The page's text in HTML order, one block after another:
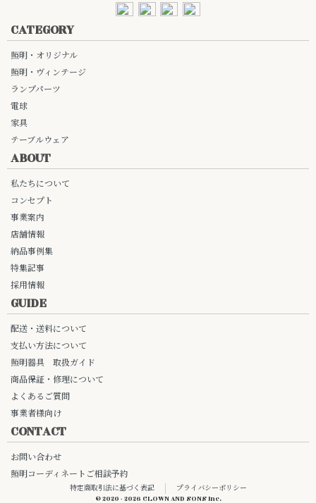
CATEGORY
照明・オリジナル
照明・ヴィンテージ
ランプパーツ
電球
家具
テーブルウェア
ABOUT
私たちについて
コンセプト
事業案内
店舗情報
納品事例集
特集記事
採用情報
GUIDE
配送・送料について
支払い方法について
照明器具 取扱ガイド
商品保証・修理について
よくあるご質問
事業者様向け
CONTACT
お問い合わせ
照明コーディネートご相談予約
特定商取引法に基づく表記
プライバシーポリシー
© 2020 - 2026 CLOWN AND SONS Inc.